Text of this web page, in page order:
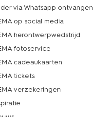
via Whatsapp ontvangen
op social media
herontwerpwedstrijd
fotoservice
cadeaukaarten
tickets
verzekeringen